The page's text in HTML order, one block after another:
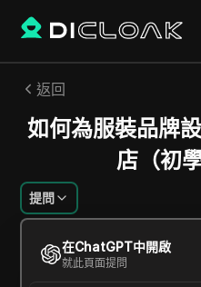
返回
如何為服裝品牌
店（初
提問
在ChatGPT中開啟
就此頁面提問
傑西卡沃德爾
2025年5月 1 分鐘 閱讀